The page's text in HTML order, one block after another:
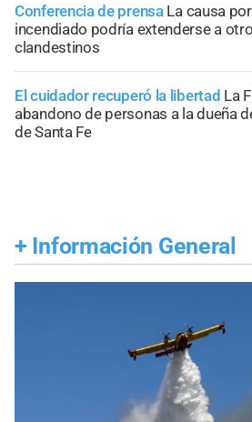
Conferencia de prensa La causa
incendiado podría extenderse a
clandestinos
El cuidador recuperó la libertad La
abandono de personas a la dueña
de Santa Fe
+ Información General